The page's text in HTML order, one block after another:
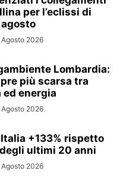
per l’eclissi di
agosto
Agosto 2026
Lombardia:
più scarsa tra
energia
Agosto 2026
+133% rispetto
ultimi 20 anni
Agosto 2026